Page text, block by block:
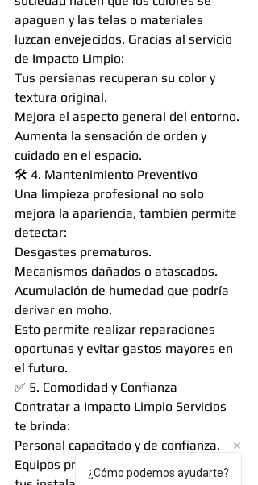
apaguen y las telas o materiales
luzcan envejecidos. Gracias al servicio
de Impacto Limpio:
Tus persianas recuperan su color y
textura original.
Mejora el aspecto general del entorno.
Aumenta la sensación de orden y
cuidado en el espacio.
🛠️ 4. Mantenimiento Preventivo
Una limpieza profesional no solo
mejora la apariencia, también permite
detectar:
Desgastes prematuros.
Mecanismos dañados o atascados.
Acumulación de humedad que podría
derivar en moho.
Esto permite realizar reparaciones
oportunas y evitar gastos mayores en
el futuro.
✅ 5. Comodidad y Confianza
Contratar a Impacto Limpio Servicios
te brinda:
Personal capacitado y de confianza.
Equipos profesionales que no dañan
¿Cómo podemos ayudarte?